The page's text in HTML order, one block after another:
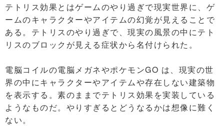
テトリス効果とはゲームのやり過ぎで現実世界に、ゲ
ームのキャラクターやアイテムの幻覚が見えることで
ある。テトリスのやり過ぎで、現実の風景の中にテト
リスのブロックが見える症状から名付けられた。
電脳コイルの電脳メガネやポケモンGO は、現実の世
界の中にキャラクターやアイテムや存在しない建築物
を表示する。素のままでテトリス効果を実装している
ようなものだ。やりすぎるとどうなるかは想像に難く
ない。